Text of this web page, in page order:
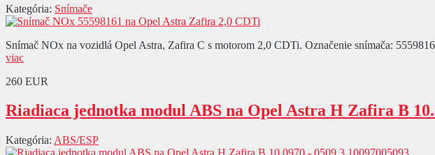
Kategória: Snímače
Snímač NOx na vozidlá Opel Astra, Zafira C s motorom 2,0 CDTi. Označenie snímača:
viac
260 EUR
Riadiaca jednotka modul ABS na Opel Astra H Zafira B
Kategória: ABS/ESP